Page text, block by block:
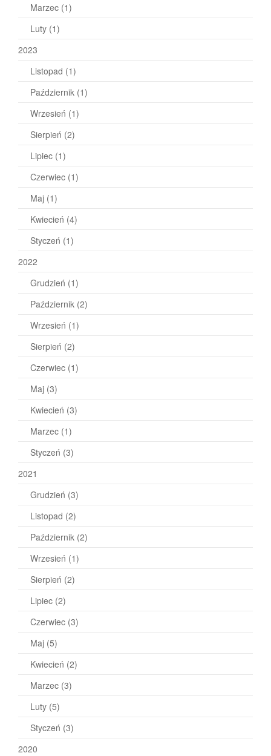
Marzec (1)
Luty (1)
2023
Listopad (1)
Październik (1)
Wrzesień (1)
Sierpień (2)
Lipiec (1)
Czerwiec (1)
Maj (1)
Kwiecień (4)
Styczeń (1)
2022
Grudzień (1)
Październik (2)
Wrzesień (1)
Sierpień (2)
Czerwiec (1)
Maj (3)
Kwiecień (3)
Marzec (1)
Styczeń (3)
2021
Grudzień (3)
Listopad (2)
Październik (2)
Wrzesień (1)
Sierpień (2)
Lipiec (2)
Czerwiec (3)
Maj (5)
Kwiecień (2)
Marzec (3)
Luty (5)
Styczeń (3)
2020